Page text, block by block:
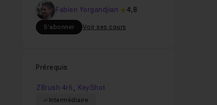
Fabien Yorgandjian 4,8
S'abonner Voir ses cours
Prérequis
ZBrush 4r6 , KeyShot
Intermédiaire